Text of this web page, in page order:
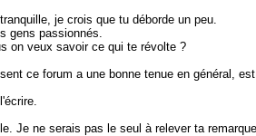
je crois que tu déborde un peu.
gens passionnés.
on veux savoir ce qui te révolte ?
ce forum a une bonne tenue en général,
Je ne serais pas le seul à relever ta